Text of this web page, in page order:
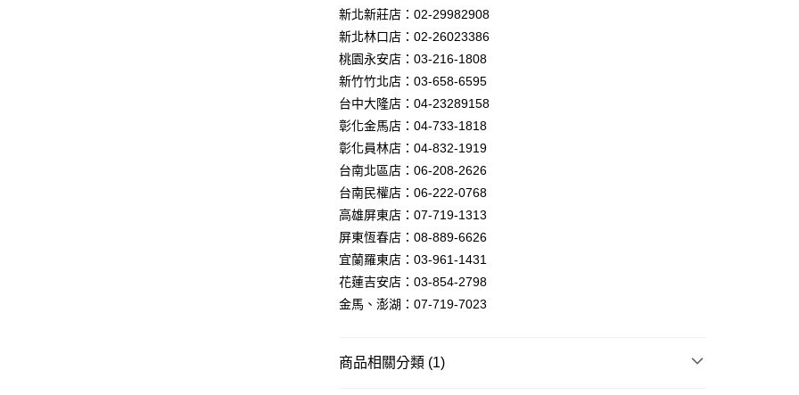
悠遊付
Google Pay
全盈+PAY
AFTEE先享後付
相關說明
【關於「AFTEE先享後付」】
AFTEE先享後付是「在收到商品之後才付款」的支付方式。 讓您購物簡單
便利好安心！
１．簡單：不需註冊會員、不需綁卡、不需儲值。
２．便利：只要手機號碼，簡訊認證，即可結帳。
【「AFTEE先享後付」結帳流程】
１．於結帳方式選擇「AFTEE先享後付」後，將跳轉至「AFTEE先享後
付」結帳頁面，進行簡訊認證並確認金額後，即可完成結帳。
２．訂單成立數日內，您將收到繳費通知簡訊。
※ 請注意：結帳手續完成當下不需立刻繳費，但若您需要取消訂單，請聯
絡購買商品的店家。未經商家同意取消之訂單仍視為有效，需透過AFTEE
ATM付款
運送方式
每筆NT$180，滿NT$5,000(含以上)免運費
新北新莊店：02-29982908
新北林口店：02-26023386
桃園永安店：03-216-1808
新竹竹北店：03-658-6595
台中大隆店：04-23289158
彰化金馬店：04-733-1818
彰化員林店：04-832-1919
台南北區店：06-208-2626
台南民權店：06-222-0768
高雄屏東店：07-719-1313
屏東恆春店：08-889-6626
宜蘭羅東店：03-961-1431
花蓮吉安店：03-854-2798
金馬、澎湖：07-719-7023
商品相關分類 (1)